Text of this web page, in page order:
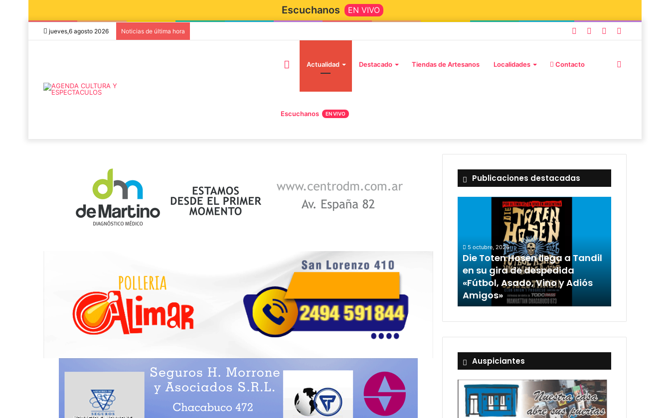
Escuchanos EN VIVO
jueves,6 agosto 2026 Noticias de última hora
Actualidad Destacado Tiendas de Artesanos Localidades Contacto
Escuchanos EN VIVO
Publicaciones destacadas
5 octubre, 2026
Die Toten Hosen llega a Tandil
en su gira de despedida
«Fútbol, Asado, Vino y Adiós
Amigos»
Auspiciantes